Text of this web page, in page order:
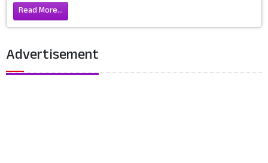
Read More...
Advertisement